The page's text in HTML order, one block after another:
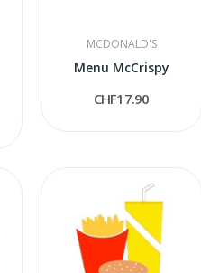
MCDONALD'S
Menu McCrispy
CHF17.90